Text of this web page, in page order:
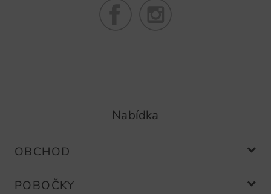
Nabídka
OBCHOD
POBOČKY